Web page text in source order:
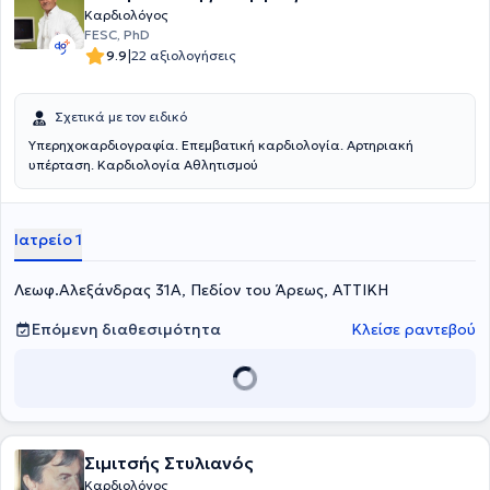
Καρδιολόγος
FESC, PhD
9.9|22 αξιολογήσεις
Σχετικά με τον ειδικό
Υπερηχοκαρδιογραφία. Επεμβατική καρδιολογία. Αρτηριακή
υπέρταση. Καρδιολογία Αθλητισμού
Ιατρείο 1
Λεωφ.Αλεξάνδρας 31Α, Πεδίον του Άρεως, ΑΤΤΙΚΗ
Επόμενη διαθεσιμότητα
Κλείσε ραντεβού
Σιμιτσής Στυλιανός
Καρδιολόγος